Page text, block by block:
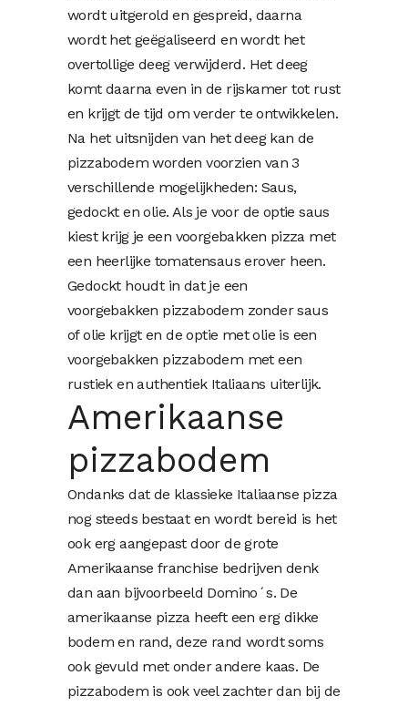
wordt uitgerold en gespreid, daarna
wordt het geëgaliseerd en wordt het
overtollige deeg verwijderd. Het deeg
komt daarna even in de rijskamer tot rust
en krijgt de tijd om verder te ontwikkelen.
Na het uitsnijden van het deeg kan de
pizzabodem worden voorzien van 3
verschillende mogelijkheden: Saus,
gedockt en olie. Als je voor de optie saus
kiest krijg je een voorgebakken pizza met
een heerlijke tomatensaus erover heen.
Gedockt houdt in dat je een
voorgebakken pizzabodem zonder saus
of olie krijgt en de optie met olie is een
voorgebakken pizzabodem met een
rustiek en authentiek Italiaans uiterlijk.
Amerikaanse
pizzabodem
Ondanks dat de klassieke Italiaanse pizza
nog steeds bestaat en wordt bereid is het
ook erg aangepast door de grote
Amerikaanse franchise bedrijven denk
dan aan bijvoorbeeld Domino´s. De
amerikaanse pizza heeft een erg dikke
bodem en rand, deze rand wordt soms
ook gevuld met onder andere kaas. De
pizzabodem is ook veel zachter dan bij de